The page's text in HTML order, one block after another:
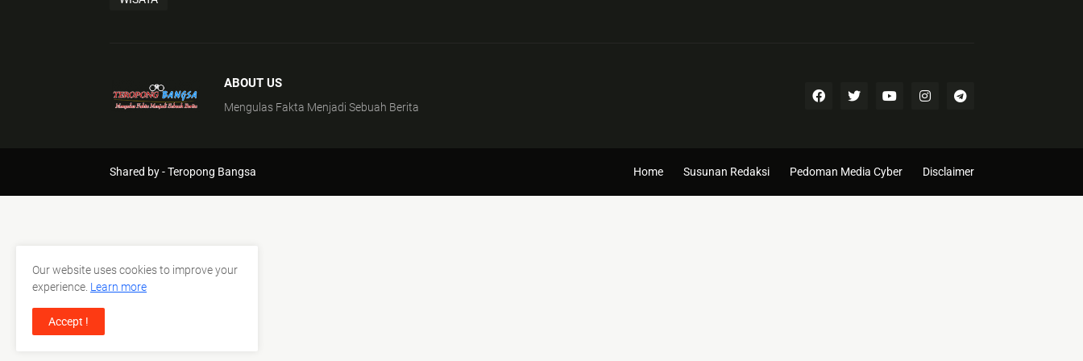
ABOUT US
Mengulas Fakta Menjadi Sebuah Berita
Shared by -Teropong Bangsa Home Susunan Redaksi Pedoman Media Cyber Disclaimer
Our website uses cookies to improve your
experience. Learn more
Accept !